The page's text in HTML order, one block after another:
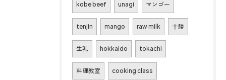
kobe beef unagi マンゴー
tenjin mango raw milk 十勝
生乳 hokkaido tokachi
料理教室 cooking class